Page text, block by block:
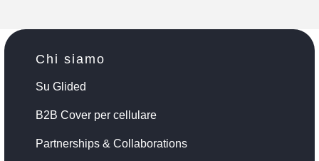
Chi siamo
Su Glided
B2B Cover per cellulare
Partnerships & Collaborations